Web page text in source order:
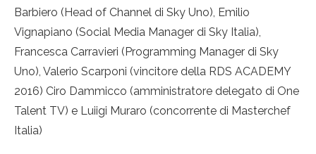
Barbiero (Head of Channel di Sky Uno), Emilio
Vignapiano (Social Media Manager di Sky Italia),
Francesca Carravieri (Programming Manager di Sky
Uno), Valerio Scarponi (vincitore della RDS ACADEMY
2016) Ciro Dammicco (amministratore delegato di One
Talent TV) e Luiigi Muraro (concorrente di Masterchef
Italia)